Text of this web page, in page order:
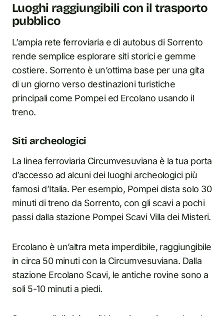
Luoghi raggiungibili con il trasporto
pubblico
L’ampia rete ferroviaria e di autobus di Sorrento
rende semplice esplorare siti storici e gemme
costiere. Sorrento è un’ottima base per una gita
di un giorno verso destinazioni turistiche
principali come Pompei ed Ercolano usando il
treno.
Siti archeologici
La linea ferroviaria Circumvesuviana è la tua porta
d’accesso ad alcuni dei luoghi archeologici più
famosi d’Italia. Per esempio, Pompei dista solo 30
minuti di treno da Sorrento, con gli scavi a pochi
passi dalla stazione Pompei Scavi Villa dei Misteri.
Ercolano è un’altra meta imperdibile, raggiungibile
in circa 50 minuti con la Circumvesuviana. Dalla
stazione Ercolano Scavi, le antiche rovine sono a
soli 5-10 minuti a piedi.